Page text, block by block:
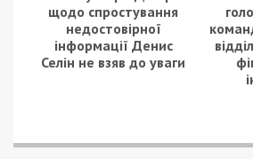
«Тому що емпатія, віра в
трансформувати співчуття в
дозволяють людству долати
в мовчанку і політика тиші від
начальників свідчать не лише
що подібна відсутність діалогу